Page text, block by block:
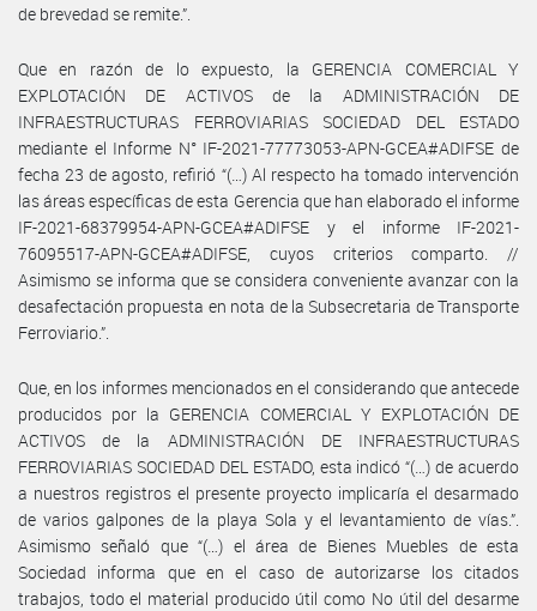
de brevedad se remite.”.
Que en razón de lo expuesto, la GERENCIA COMERCIAL Y
EXPLOTACIÓN DE ACTIVOS de la ADMINISTRACIÓN DE
INFRAESTRUCTURAS FERROVIARIAS SOCIEDAD DEL ESTADO
mediante el Informe N° IF-2021-77773053-APN-GCEA#ADIFSE de
fecha 23 de agosto, refirió “(…) Al respecto ha tomado intervención
las áreas específicas de esta Gerencia que han elaborado el informe
IF-2021-68379954-APN-GCEA#ADIFSE y el informe IF-2021-
76095517-APN-GCEA#ADIFSE, cuyos criterios comparto. //
Asimismo se informa que se considera conveniente avanzar con la
desafectación propuesta en nota de la Subsecretaria de Transporte
Ferroviario.”.
Que, en los informes mencionados en el considerando que antecede
producidos por la GERENCIA COMERCIAL Y EXPLOTACIÓN DE
ACTIVOS de la ADMINISTRACIÓN DE INFRAESTRUCTURAS
FERROVIARIAS SOCIEDAD DEL ESTADO, esta indicó “(…) de acuerdo
a nuestros registros el presente proyecto implicaría el desarmado
de varios galpones de la playa Sola y el levantamiento de vías.”.
Asimismo señaló que “(…) el área de Bienes Muebles de esta
Sociedad informa que en el caso de autorizarse los citados
trabajos, todo el material producido útil como No útil del desarme